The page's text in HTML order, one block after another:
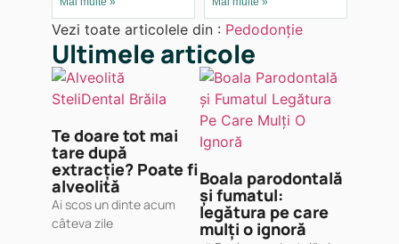
Vezi toate articolele din : Pedodonție
Ultimele articole
Te doare tot mai
tare după
extracție? Poate fi
alveolită
Ai scos un dinte acum
câteva zile
Boala parodontală
și fumatul:
legătura pe care
mulți o ignoră